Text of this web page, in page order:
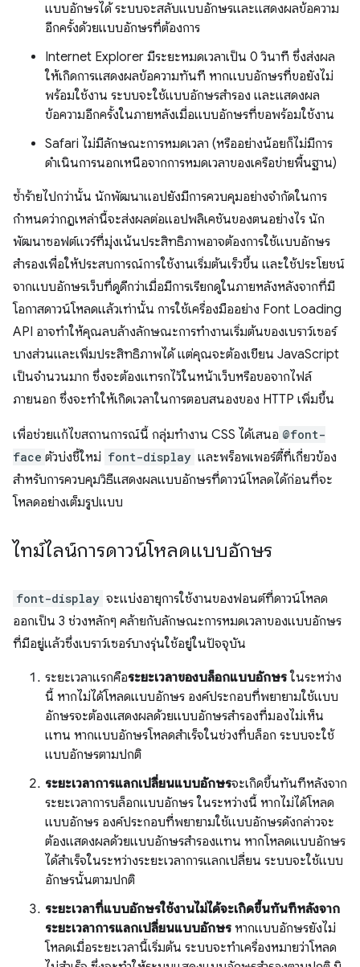
แบบอักษรได้ ระบบจะสลับแบบอักษรและแสดงผลข้อความ
อีกครั้งด้วยแบบอักษรที่ต้องการ
Internet Explorer มีระยะหมดเวลาเป็น 0 วินาที ซึ่งส่งผล
ให้เกิดการแสดงผลข้อความทันที หากแบบอักษรที่ขอยังไม่
พร้อมใช้งาน ระบบจะใช้แบบอักษรสำรอง และแสดงผล
ข้อความอีกครั้งในภายหลังเมื่อแบบอักษรที่ขอพร้อมใช้งาน
Safari ไม่มีลักษณะการหมดเวลา (หรืออย่างน้อยก็ไม่มีการ
ดำเนินการนอกเหนือจากการหมดเวลาของเครือข่ายพื้นฐาน)
ซ้ำร้ายไปกว่านั้น นักพัฒนาแอปยังมีการควบคุมอย่างจำกัดในการ
กำหนดว่ากฎเหล่านี้จะส่งผลต่อแอปพลิเคชันของตนอย่างไร นัก
พัฒนาซอฟต์แวร์ที่มุ่งเน้นประสิทธิภาพอาจต้องการใช้แบบอักษร
สำรองเพื่อให้ประสบการณ์การใช้งานเริ่มต้นเร็วขึ้น และใช้ประโยชน์
จากแบบอักษรเว็บที่ดูดีกว่าเมื่อมีการเรียกดูในภายหลังหลังจากที่มี
โอกาสดาวน์โหลดแล้วเท่านั้น การใช้เครื่องมืออย่าง Font Loading
API อาจทำให้คุณลบล้างลักษณะการทํางานเริ่มต้นของเบราว์เซอร์
บางส่วนและเพิ่มประสิทธิภาพได้ แต่คุณจะต้องเขียน JavaScript
เป็นจำนวนมาก ซึ่งจะต้องแทรกไว้ในหน้าเว็บหรือขอจากไฟล์
ภายนอก ซึ่งจะทำให้เกิดเวลาในการตอบสนองของ HTTP เพิ่มขึ้น
เพื่อช่วยแก้ไขสถานการณ์นี้ กลุ่มทํางาน CSS ได้เสนอ @font-
face ตัวบ่งชี้ใหม่ font-display และพร็อพเพอร์ตี้ที่เกี่ยวข้อง
สําหรับการควบคุมวิธีแสดงผลแบบอักษรที่ดาวน์โหลดได้ก่อนที่จะ
โหลดอย่างเต็มรูปแบบ
ไทม์ไลน์การดาวน์โหลดแบบอักษร
font-display จะแบ่งอายุการใช้งานของฟอนต์ที่ดาวน์โหลด
ออกเป็น 3 ช่วงหลักๆ คล้ายกับลักษณะการหมดเวลาของแบบอักษร
ที่มีอยู่แล้วซึ่งเบราว์เซอร์บางรุ่นใช้อยู่ในปัจจุบัน
ระยะเวลาแรกคือระยะเวลาของบล็อกแบบอักษร ในระหว่าง
นี้ หากไม่ได้โหลดแบบอักษร องค์ประกอบที่พยายามใช้แบบ
อักษรจะต้องแสดงผลด้วยแบบอักษรสำรองที่มองไม่เห็น
แทน หากแบบอักษรโหลดสำเร็จในช่วงที่บล็อก ระบบจะใช้
แบบอักษรตามปกติ
ระยะเวลาการแลกเปลี่ยนแบบอักษรจะเกิดขึ้นทันทีหลังจาก
ระยะเวลาการบล็อกแบบอักษร ในระหว่างนี้ หากไม่ได้โหลด
แบบอักษร องค์ประกอบที่พยายามใช้แบบอักษรดังกล่าวจะ
ต้องแสดงผลด้วยแบบอักษรสำรองแทน หากโหลดแบบอักษร
ได้สําเร็จในระหว่างระยะเวลาการแลกเปลี่ยน ระบบจะใช้แบบ
อักษรนั้นตามปกติ
ระยะเวลาที่แบบอักษรใช้งานไม่ได้จะเกิดขึ้นทันทีหลังจาก
ระยะเวลาการแลกเปลี่ยนแบบอักษร หากแบบอักษรยังไม่
โหลดเมื่อระยะเวลานี้เริ่มต้น ระบบจะทำเครื่องหมายว่าโหลด